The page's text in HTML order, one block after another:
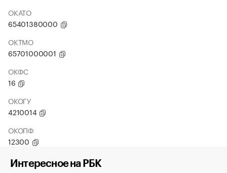
ОКАТО
65401380000
ОКТМО
65701000001
ОКФС
16
ОКОГУ
4210014
ОКОПФ
12300
Интересное на РБК